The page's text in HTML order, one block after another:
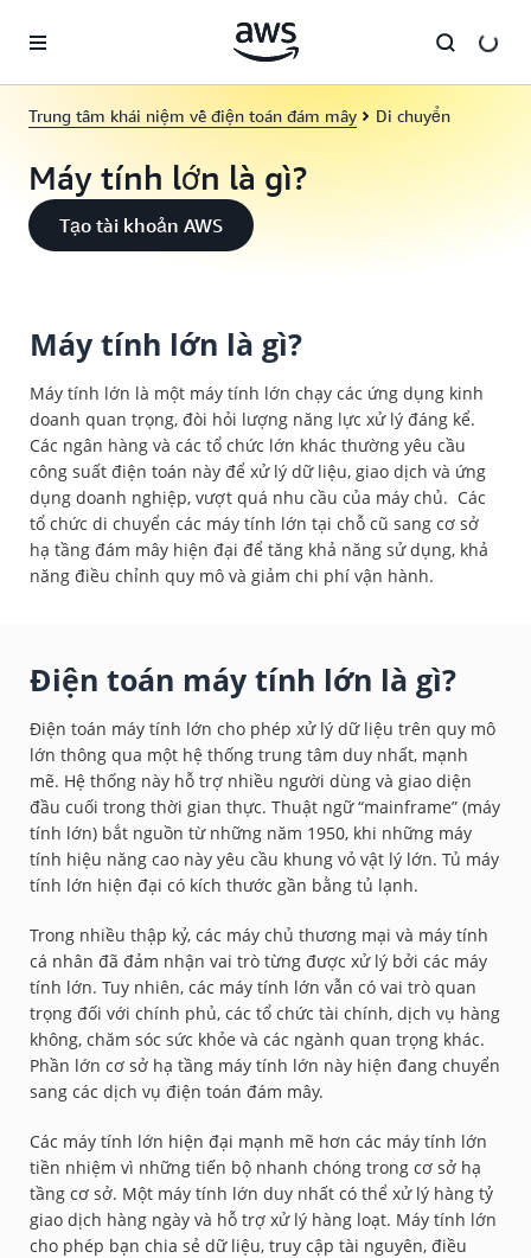
Trung tâm khái niệm về điện toán đám mây Di chuyển
Máy tính lớn là gì?
Tạo tài khoản AWS
Máy tính lớn là gì?
Máy tính lớn là một máy tính lớn chạy các ứng dụng kinh
doanh quan trọng, đòi hỏi lượng năng lực xử lý đáng kể.
Các ngân hàng và các tổ chức lớn khác thường yêu cầu
công suất điện toán này để xử lý dữ liệu, giao dịch và ứng
dụng doanh nghiệp, vượt quá nhu cầu của máy chủ. Các
tổ chức di chuyển các máy tính lớn tại chỗ cũ sang cơ sở
hạ tầng đám mây hiện đại để tăng khả năng sử dụng, khả
năng điều chỉnh quy mô và giảm chi phí vận hành.
Điện toán máy tính lớn là gì?
Điện toán máy tính lớn cho phép xử lý dữ liệu trên quy mô
lớn thông qua một hệ thống trung tâm duy nhất, mạnh
mẽ. Hệ thống này hỗ trợ nhiều người dùng và giao diện
đầu cuối trong thời gian thực. Thuật ngữ “mainframe” (máy
tính lớn) bắt nguồn từ những năm 1950, khi những máy
tính hiệu năng cao này yêu cầu khung vỏ vật lý lớn. Tủ máy
tính lớn hiện đại có kích thước gần bằng tủ lạnh.
Trong nhiều thập kỷ, các máy chủ thương mại và máy tính
cá nhân đã đảm nhận vai trò từng được xử lý bởi các máy
tính lớn. Tuy nhiên, các máy tính lớn vẫn có vai trò quan
trọng đối với chính phủ, các tổ chức tài chính, dịch vụ hàng
không, chăm sóc sức khỏe và các ngành quan trọng khác.
Phần lớn cơ sở hạ tầng máy tính lớn này hiện đang chuyển
sang các dịch vụ điện toán đám mây.
Các máy tính lớn hiện đại mạnh mẽ hơn các máy tính lớn
tiền nhiệm vì những tiến bộ nhanh chóng trong cơ sở hạ
tầng cơ sở. Một máy tính lớn duy nhất có thể xử lý hàng tỷ
giao dịch hàng ngày và hỗ trợ xử lý hàng loạt. Máy tính lớn
cho phép bạn chia sẻ dữ liệu, truy cập tài nguyên, điều